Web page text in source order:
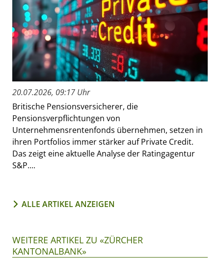
20.07.2026, 09:17 Uhr
Britische Pensionsversicherer, die
Pensionsverpflichtungen von
Unternehmensrentenfonds übernehmen, setzen in
ihren Portfolios immer stärker auf Private Credit.
Das zeigt eine aktuelle Analyse der Ratingagentur
S&P....
ALLE ARTIKEL ANZEIGEN
WEITERE ARTIKEL ZU «ZÜRCHER
KANTONALBANK»